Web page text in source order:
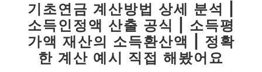
기초연금 계산방법 상세 분석 |
소득인정액 산출 공식 | 소득평
가액 재산의 소득환산액 | 정확
한 계산 예시 직접 해봤어요